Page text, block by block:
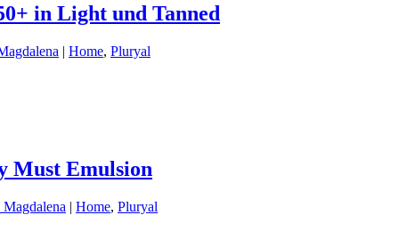
in Light und Tanned
| Home, Pluryal
Must Emulsion
| Home, Pluryal